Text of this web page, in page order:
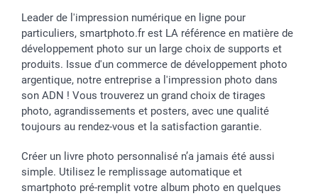
Cadres photo & accessoires déco
Dénicheur d'idées cadeau
Communion
Baptême
Toussaint
Rentrée des classes
Saint-Valentin
Vacances
Vie privée
Gestion des cookies
Tarifs
Partenariats & Influence
Investisseurs
smartfriends
Livraison
Modes de paiement
Grandes quantités
Statut de ma commande
Leader de l'impression numérique en ligne pour
particuliers, smartphoto.fr est LA référence en matière de
développement photo sur un large choix de supports et
produits. Issue d'un commerce de développement photo
argentique, notre entreprise a l'impression photo dans
son ADN ! Vous trouverez un grand choix de tirages
photo, agrandissements et posters, avec une qualité
toujours au rendez-vous et la satisfaction garantie.
Créer un livre photo personnalisé n’a jamais été aussi
simple. Utilisez le remplissage automatique et
smartphoto pré-remplit votre album photo en quelques